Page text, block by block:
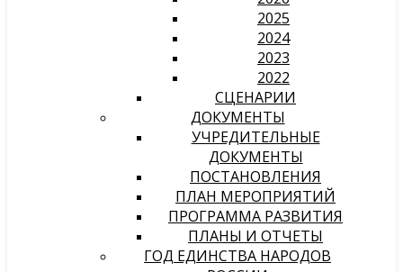
2025
2024
2023
2022
СЦЕНАРИИ
ДОКУМЕНТЫ
УЧРЕДИТЕЛЬНЫЕ
ДОКУМЕНТЫ
ПОСТАНОВЛЕНИЯ
ПЛАН МЕРОПРИЯТИЙ
ПРОГРАММА РАЗВИТИЯ
ПЛАНЫ И ОТЧЕТЫ
ГОД ЕДИНСТВА НАРОДОВ